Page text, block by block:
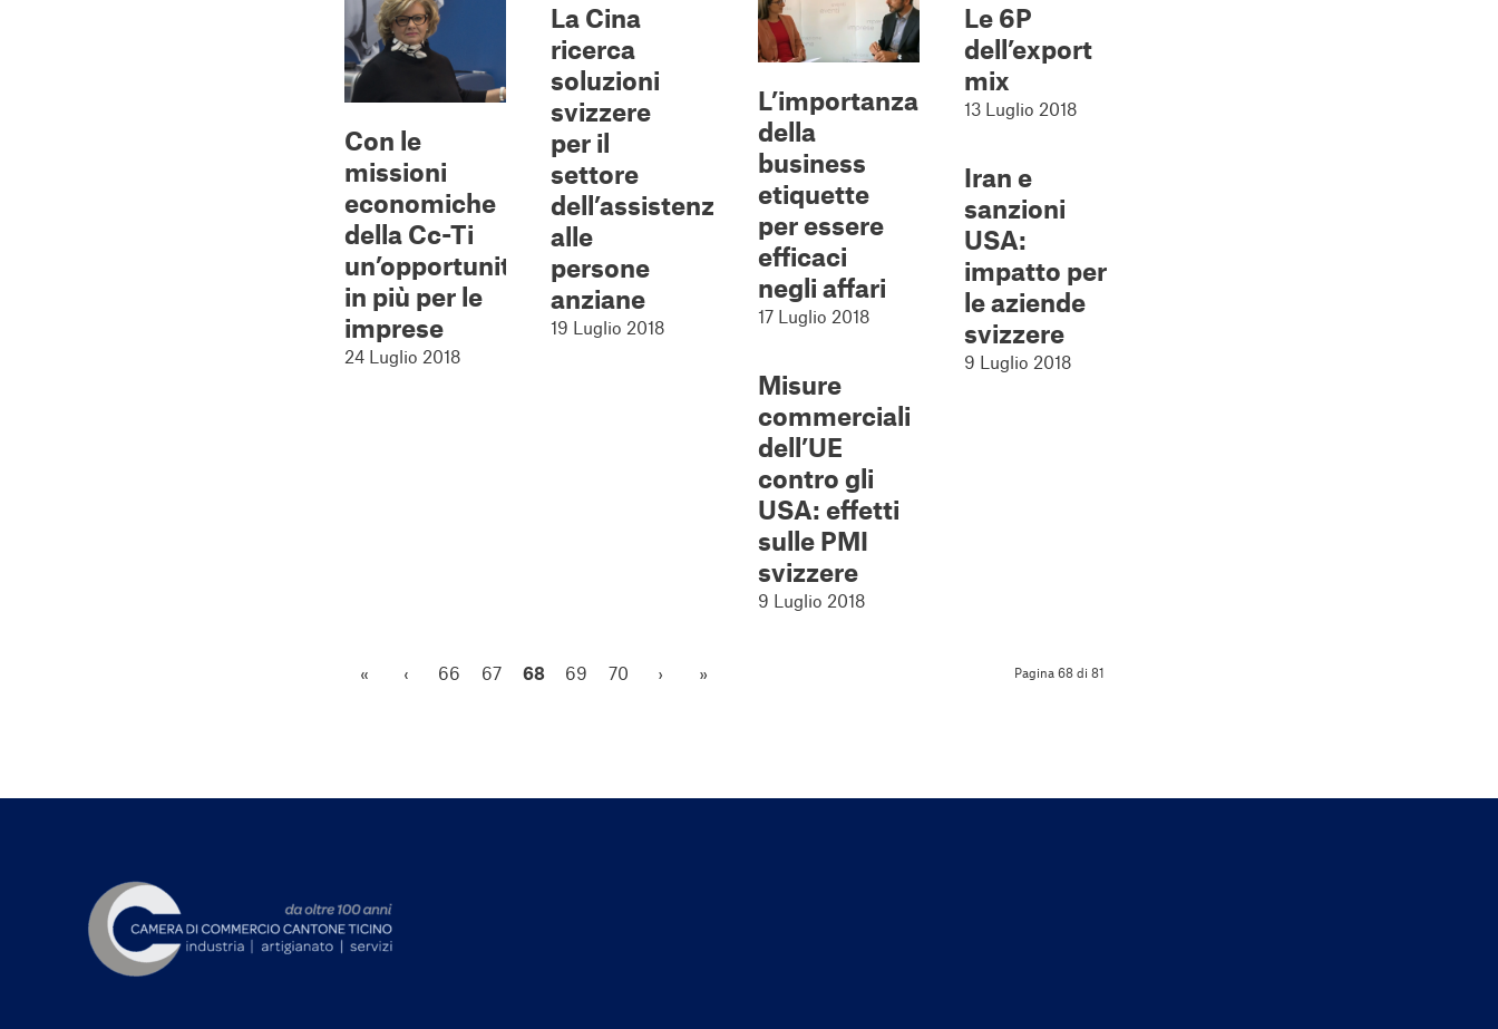
Con le
missioni
economiche
della Cc-Ti
un’opportunità
in più per le
imprese
24 Luglio 2018
La Cina
ricerca
soluzioni
svizzere
per il
settore
dell’assistenza
alle
persone
anziane
19 Luglio 2018
L’importanza
della
business
etiquette
per essere
efficaci
negli affari
17 Luglio 2018
Le 6P
dell’export
mix
13 Luglio 2018
Iran e
sanzioni
USA:
impatto per
le aziende
svizzere
9 Luglio 2018
Misure
commerciali
dell’UE
contro gli
USA: effetti
sulle PMI
svizzere
9 Luglio 2018
Pagina 68 di 81
« ‹ 66 67 68 69 70 › »